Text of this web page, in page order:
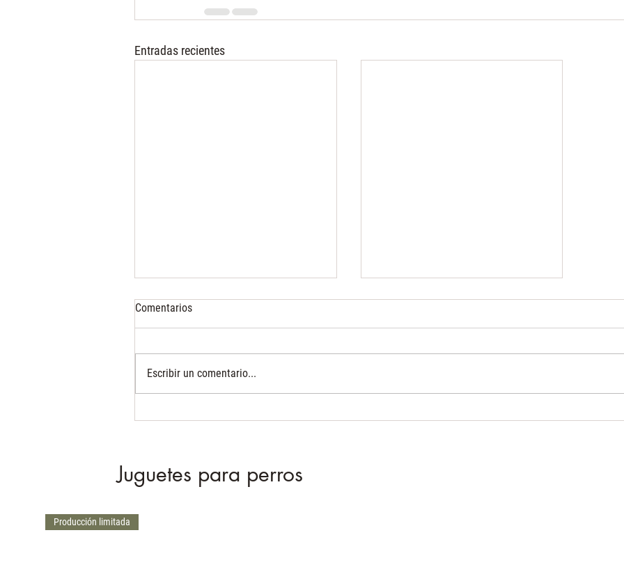
Entradas recientes
Comentarios
Escribir un comentario...
Juguetes para perros
Producción limitada